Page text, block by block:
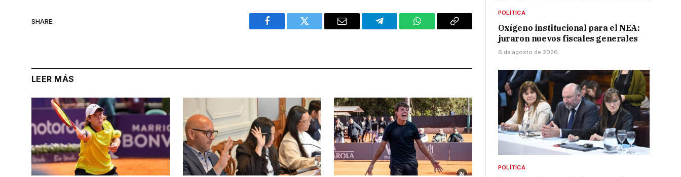
SHARE.
Facebook Twitter Email Telegram WhatsAppCopy
LEER MÁS
POLÍTICA
Oxígeno institucional para el NEA:
juraron nuevos fiscales generales
6 de agosto de 2026
POLÍTICA